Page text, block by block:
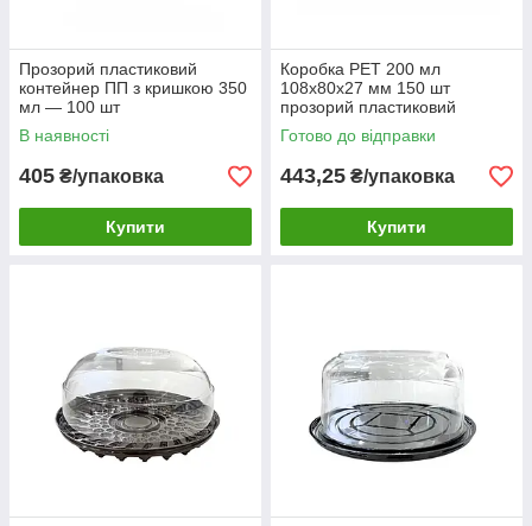
Прозорий пластиковий
контейнер ПП з кришкою 350
мл — 100 шт
В наявності
405 ₴/упаковка
Купити
Коробка РЕТ 200 мл
108х80х27 мм 150 шт
прозорий пластиковий
контейнер для їжі
Готово до відправки
443,25 ₴/упаковка
Купити